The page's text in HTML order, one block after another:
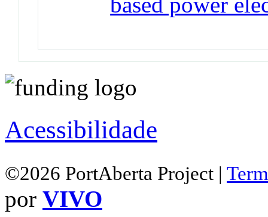
Acessibilidade
©2026 PortAberta Project |
por VIVO